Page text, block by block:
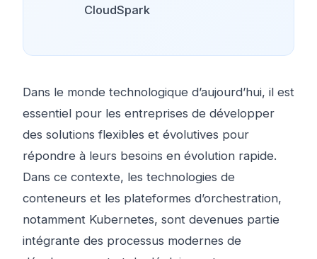
CloudSpark
Dans le monde technologique d’aujourd’hui, il est
essentiel pour les entreprises de développer
des solutions flexibles et évolutives pour
répondre à leurs besoins en évolution rapide.
Dans ce contexte, les technologies de
conteneurs et les plateformes d’orchestration,
notamment Kubernetes, sont devenues partie
intégrante des processus modernes de